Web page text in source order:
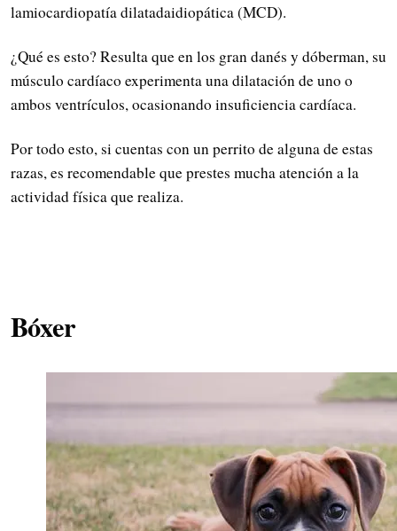
lamiocardiopatía dilatadaidiopática (MCD).
¿Qué es esto? Resulta que en los gran danés y dóberman, su
músculo cardíaco experimenta una dilatación de uno o
ambos ventrículos, ocasionando insuficiencia cardíaca.
Por todo esto, si cuentas con un perrito de alguna de estas
razas, es recomendable que prestes mucha atención a la
actividad física que realiza.
Bóxer